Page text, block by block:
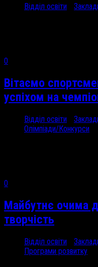
Відділ освіти
0
Вітаємо
успіхом на
Відділ освіти
Олімпіади/Конкурси
0
Майбутнє очима
творчість
Відділ освіти
Програми розвитку